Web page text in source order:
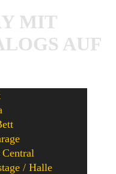
MIT
AUF
/ Halle